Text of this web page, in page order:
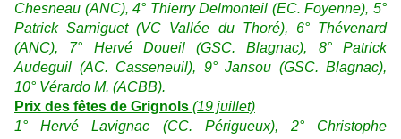
Chesneau (ANC), 4° Thierry Delmonteil (EC. Foyenne), 5°
Patrick Sarniguet (VC Vallée du Thoré), 6° Thévenard
(ANC), 7° Hervé Doueil (GSC. Blagnac), 8° Patrick
Audeguil (AC. Casseneuil), 9° Jansou (GSC. Blagnac),
10° Vérardo M. (ACBB).
Prix des fêtes de Grignols (19 juillet)
1° Hervé Lavignac (CC. Périgueux), 2° Christophe